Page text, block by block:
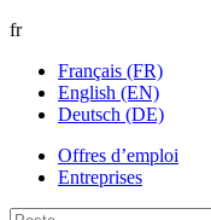
fr
Français (FR)
English (EN)
Deutsch (DE)
Offres d’emploi
Entreprises